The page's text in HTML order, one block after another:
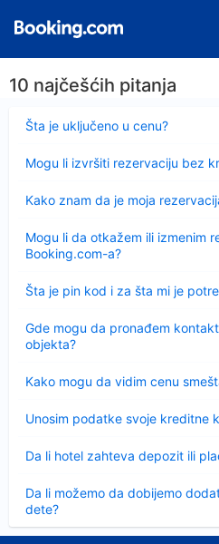
10 najčešćih pitanja
Šta je uključeno u cenu?
Sažeto
Mogu li izvršiti rezervaciju bez
Kako znam da je moja
Mogu li da otkažem ili izmenim
Booking.com-a?
Šta je pin kod i za šta mi je
Sažeto
Gde mogu da pronađem
objekta?
Kako mogu da vidim cenu
Unosim podatke svoje kreditne
Da li hotel zahteva depozit ili
Da li možemo da dobijemo
dete?